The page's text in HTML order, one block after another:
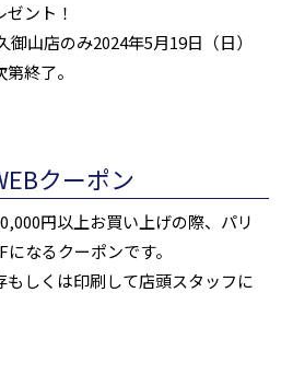
ント！
山店のみ2024年5月19日（日）
終了。
クーポン
円以上お買い上げの際、パリ
なるクーポンです。
もしくは印刷して店頭スタッフに